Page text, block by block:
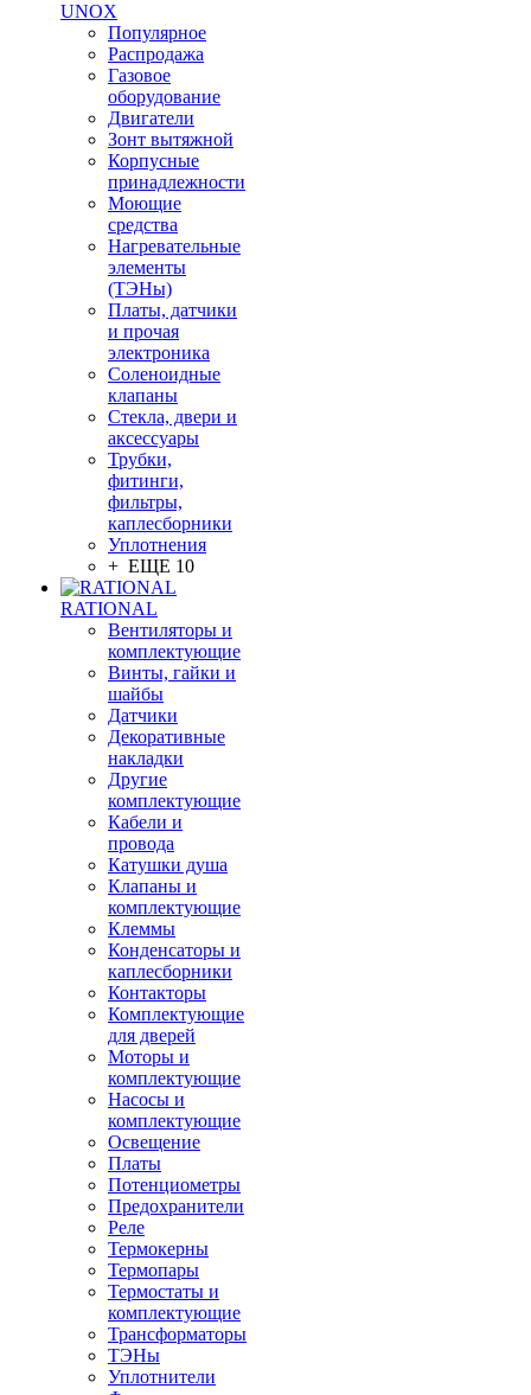
UNOX
Популярное
Распродажа
Газовое
оборудование
Двигатели
Зонт вытяжной
Корпусные
принадлежности
Моющие
средства
Нагревательные
элементы
(ТЭНы)
Платы, датчики
и прочая
электроника
Соленоидные
клапаны
Стекла, двери и
аксессуары
Трубки,
фитинги,
фильтры,
каплесборники
Уплотнения
+ ЕЩЕ 10
RATIONAL
Вентиляторы и
комплектующие
Винты, гайки и
шайбы
Датчики
Декоративные
накладки
Другие
комплектующие
Кабели и
провода
Катушки душа
Клапаны и
комплектующие
Клеммы
Конденсаторы и
каплесборники
Контакторы
Комплектующие
для дверей
Моторы и
комплектующие
Насосы и
комплектующие
Освещение
Платы
Потенциометры
Предохранители
Реле
Термокерны
Термопары
Термостаты и
комплектующие
Трансформаторы
ТЭНы
Уплотнители